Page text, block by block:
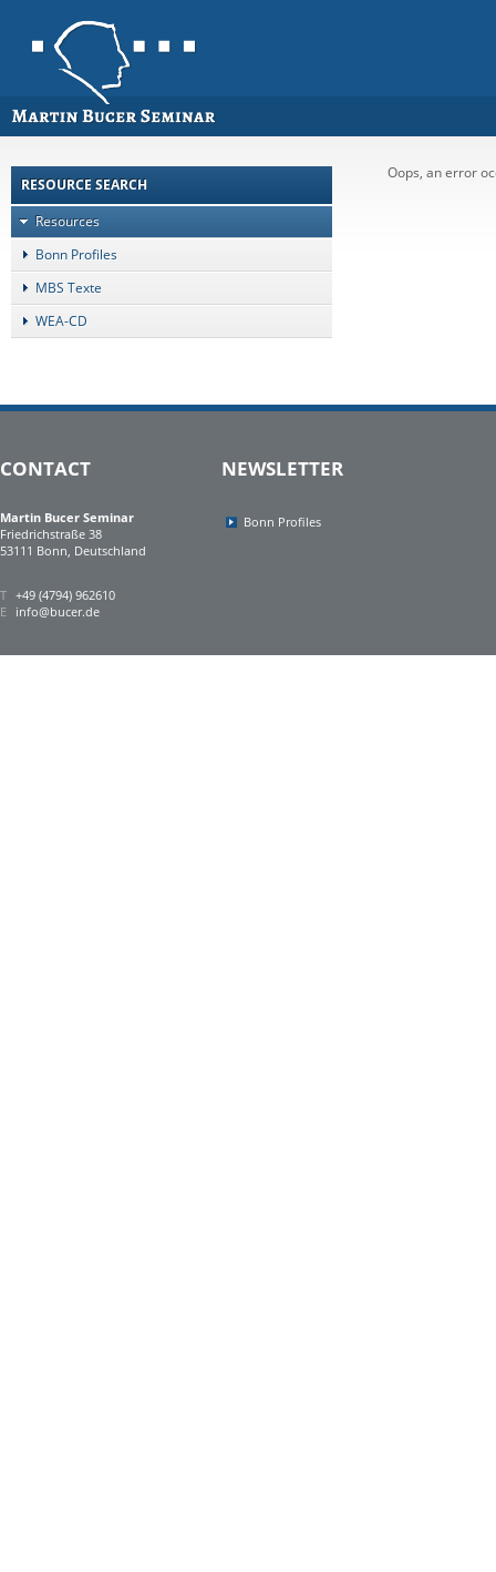
RESOURCE SEARCH
Resources
Bonn Profiles
MBS Texte
WEA-CD
Oops, an error
CONTACT
Martin Bucer Seminar
Friedrichstraße 38
53111 Bonn, Deutschland
T +49 (4794) 962610
E info@bucer.de
NEWSLETTER
Bonn Profiles